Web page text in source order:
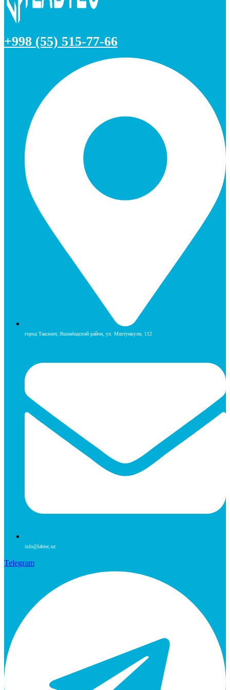
+998 (55) 515-77-66
город Ташкент, Яшнабадский район, ул. Махтумкули, 112
info@labtec.uz
Telegram